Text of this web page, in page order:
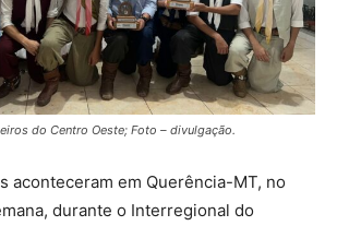
do Centro Oeste; Foto – divulgação.
aconteceram em Querência-MT, no
durante o Interregional do